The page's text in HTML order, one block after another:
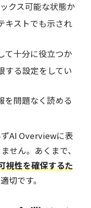
クス可能な状態か
キストでも示され
て十分に役立つか
する設定をしてい
を問題なく読める
AI Overviewに表
せん。あくまで、
視性を確保するた
切です。